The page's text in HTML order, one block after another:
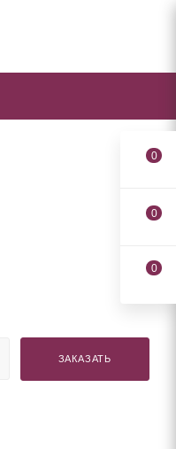
ЗАКАЗАТЬ
0
0
0